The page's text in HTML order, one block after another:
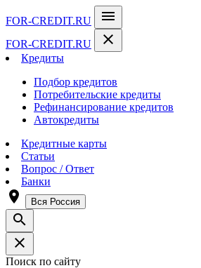
FOR-CREDIT.RU menu
FOR-CREDIT.RU close
Кредиты
Подбор кредитов
Потребительские кредиты
Рефинансирование кредитов
Автокредиты
Кредитные карты
Статьи
Вопрос / Ответ
Банки
room Вся Россия
search
close
Поиск по сайту